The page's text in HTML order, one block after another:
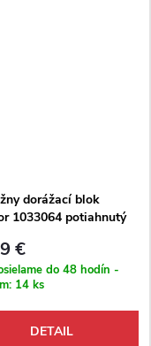
dorážací blok
1033064 potiahnutý
€
do 48 hodín -
14 ks
DETAIL